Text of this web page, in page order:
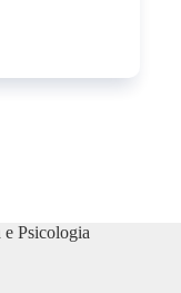
Psicologia